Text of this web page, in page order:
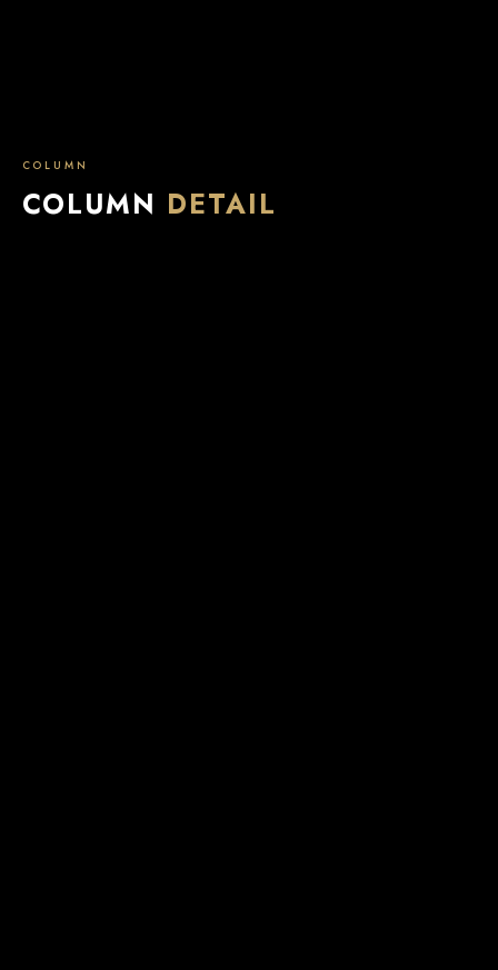
COLUMN
COLUMN DETAIL